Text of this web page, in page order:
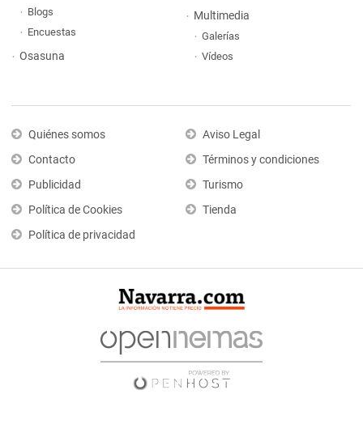
Blogs
Encuestas
Osasuna
Multimedia
Galerías
Vídeos
Quiénes somos
Contacto
Publicidad
Política de Cookies
Política de privacidad
Aviso Legal
Términos y condiciones
Turismo
Tienda